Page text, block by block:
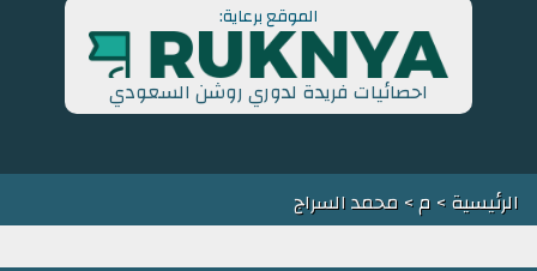
الموقع برعاية:
احصائيات فريدة لدوري روشن السعودي
الرئيسية> م> محمد السراج